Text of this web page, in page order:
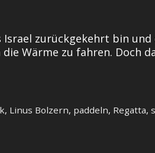
zurückgekehrt bin
Wärme zu fahren. Doch
, Linus Bolzern, paddeln, Regatta,